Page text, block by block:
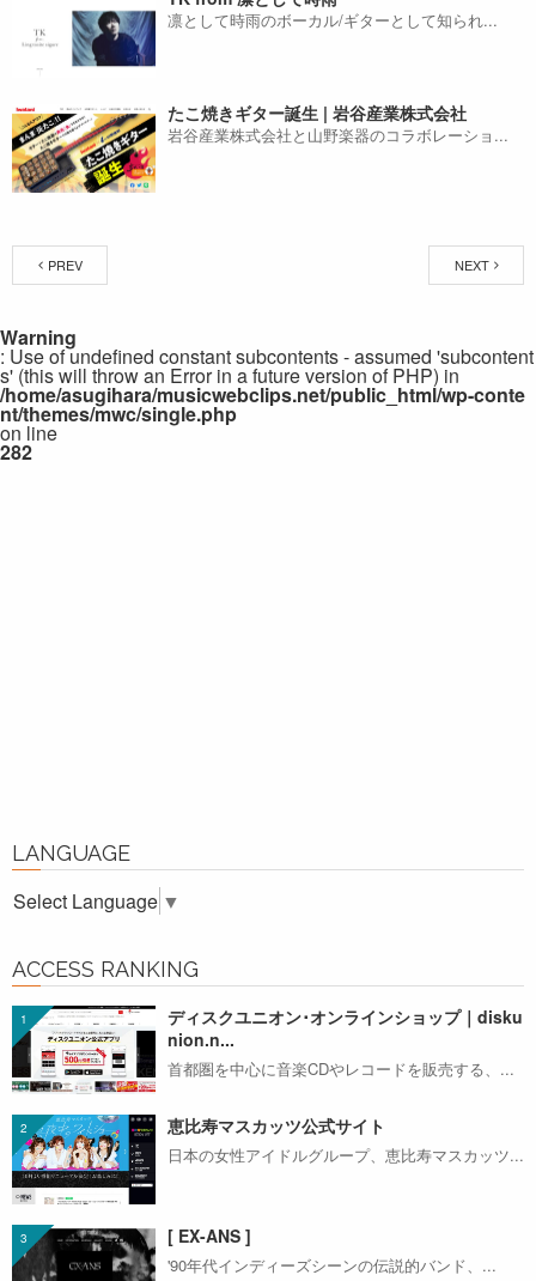
凛として時雨のボーカル/ギターとして知られ...
たこ焼きギター誕生 | 岩谷産業株式会社
岩谷産業株式会社と山野楽器のコラボレーショ...
PREV NEXT
Warning
: Use of undefined constant subcontents - assumed 'subcontent
s' (this will throw an Error in a future version of PHP) in
/home/asugihara/musicwebclips.net/public_html/wp-conte
nt/themes/mwc/single.php
on line
282
LANGUAGE
Select Language ▼
ACCESS RANKING
ディスクユニオン･オンラインショップ｜disku
nion.n...
首都圏を中心に音楽CDやレコードを販売する、...
恵比寿マスカッツ公式サイト
日本の女性アイドルグループ、恵比寿マスカッツ...
[ EX-ANS ]
'90年代インディーズシーンの伝説的バンド、...